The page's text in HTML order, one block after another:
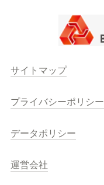
サイトマップ
プライバシーポリシー
データポリシー
運営会社